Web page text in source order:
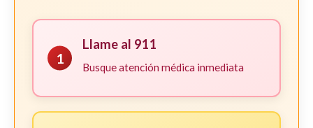
1
Llame al 911
Busque atención médica inmediata